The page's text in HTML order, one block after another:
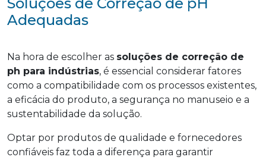
Adequadas
Na hora de escolher as soluções de correção de
ph para indústrias, é essencial considerar fatores
como a compatibilidade com os processos existentes,
a eficácia do produto, a segurança no manuseio e a
sustentabilidade da solução.
Optar por produtos de qualidade e fornecedores
confiáveis faz toda a diferença para garantir